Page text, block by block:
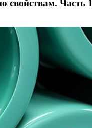
свойствам. Часть 1